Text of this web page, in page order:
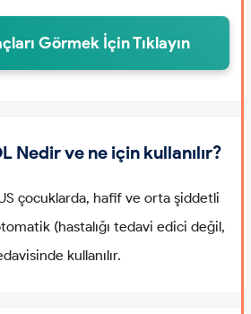
Görmek İçin Tıklayın
Nedir ve ne için kullanılır?
çocuklarda, hafif ve orta şiddetli
(hastalığı tedavi edici değil,
kullanılır.